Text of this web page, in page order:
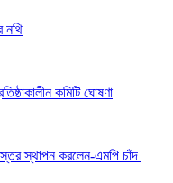
নথি
কমিটি ঘোষণা
স্থাপন করলেন-এমপি চাঁদ